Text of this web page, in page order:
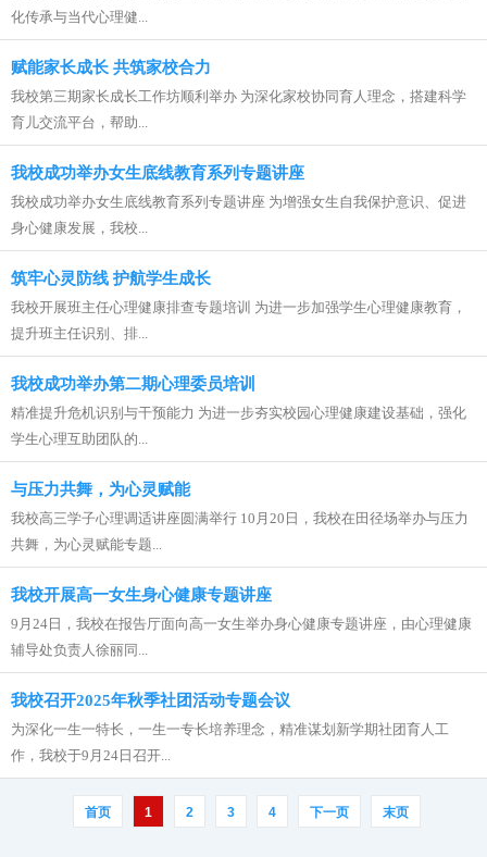
化传承与当代心理健...
赋能家长成长 共筑家校合力
我校第三期家长成长工作坊顺利举办 为深化家校协同育人理念，搭建科学
育儿交流平台，帮助...
我校成功举办女生底线教育系列专题讲座
我校成功举办女生底线教育系列专题讲座 为增强女生自我保护意识、促进
身心健康发展，我校...
筑牢心灵防线 护航学生成长
我校开展班主任心理健康排查专题培训 为进一步加强学生心理健康教育，
提升班主任识别、排...
我校成功举办第二期心理委员培训
精准提升危机识别与干预能力 为进一步夯实校园心理健康建设基础，强化
学生心理互助团队的...
与压力共舞，为心灵赋能
我校高三学子心理调适讲座圆满举行 10月20日，我校在田径场举办与压力
共舞，为心灵赋能专题...
我校开展高一女生身心健康专题讲座
9月24日，我校在报告厅面向高一女生举办身心健康专题讲座，由心理健康
辅导处负责人徐丽同...
我校召开2025年秋季社团活动专题会议
为深化一生一特长，一生一专长培养理念，精准谋划新学期社团育人工
作，我校于9月24日召开...
首页 1 2 3 4 下一页 末页